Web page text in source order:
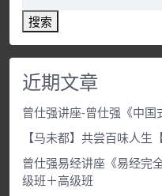
搜索
近期文章
曾仕强讲座-曾仕强《中国
【马未都】共尝百味人生
曾仕强易经讲座《易经完
级班＋高级班